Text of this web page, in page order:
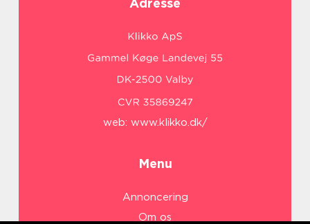
Adresse
web: www.klikko.dk/
Menu
Annoncering
Om os